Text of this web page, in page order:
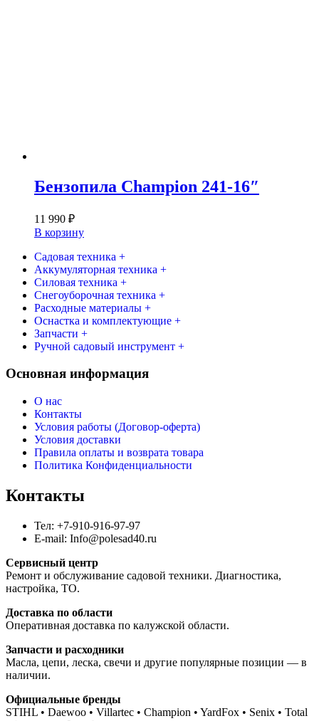
Бензопила Champion 241-16″
11 990 ₽
В корзину
Садовая техника +
Аккумуляторная техника +
Силовая техника +
Снегоуборочная техника +
Расходные материалы +
Оснастка и комплектующие +
Запчасти +
Ручной садовый инструмент +
Основная информация
О нас
Контакты
Условия работы (Договор-оферта)
Условия доставки
Правила оплаты и возврата товара
Политика Конфиденциальности
Контакты
Тел: +7-910-916-97-97
E-mail: Info@polesad40.ru
Сервисный центр
Ремонт и обслуживание садовой техники. Диагностика,
настройка, ТО.
Доставка по области
Оперативная доставка по калужской области.
Запчасти и расходники
Масла, цепи, леска, свечи и другие популярные позиции — в
наличии.
Официальные бренды
STIHL • Daewoo • Villartec • Champion • YardFox • Senix • Total